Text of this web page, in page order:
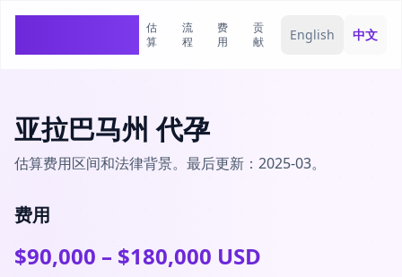
估
算
流
程
费
用
贡
献
English 中文
亚拉巴马州 代孕
估算费用区间和法律背景。最后更新：2025-03。
费用
$90,000 – $180,000 USD